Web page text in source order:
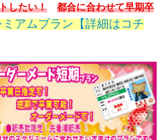
したい！
都合に合わせて早期卒
ミアムプラン【詳細はコチ